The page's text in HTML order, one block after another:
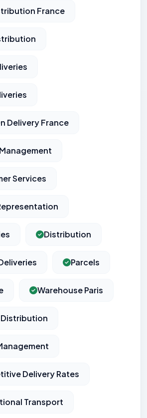
France
Delivery France
Services
Distribution
Parcels
Warehouse Paris
Delivery Rates
Transport